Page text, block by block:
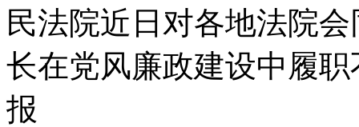
民法院近日对各地法院
长在党风廉政建设中履
报